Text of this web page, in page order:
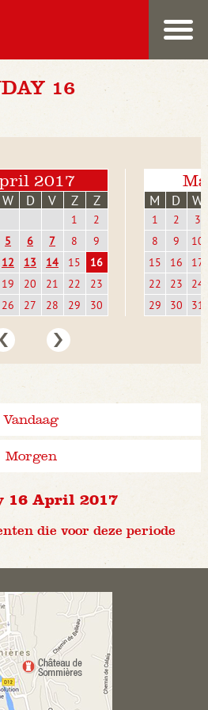
16
2017
W D V Z Z
1
2
5 6 7 8
9
12 13 14 15
16
19 20 21 22
23
26 27 28 29 30
M D W
1 2
3
8
9
10
15
16
17
22
23
24
29
30 31
Vandaag
Morgen
16 April 2017
die voor deze periode